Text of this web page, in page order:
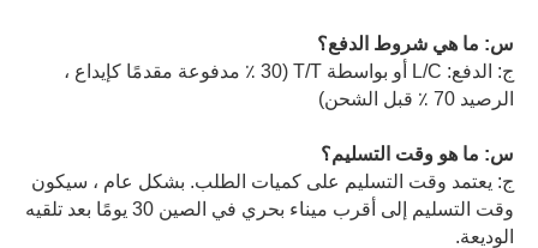
س: ما هي شروط الدفع؟
ج: الدفع: L/C أو بواسطة T/T (30 ٪ مدفوعة مقدمًا كإيداع ،
الرصيد 70 ٪ قبل الشحن)
س: ما هو وقت التسليم؟
ج: يعتمد وقت التسليم على كميات الطلب. بشكل عام ، سيكون
وقت التسليم إلى أقرب ميناء بحري في الصين 30 يومًا بعد تلقيه
الوديعة.